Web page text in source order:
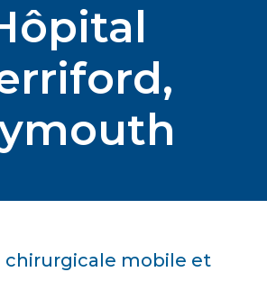
chirurgicale mobile et